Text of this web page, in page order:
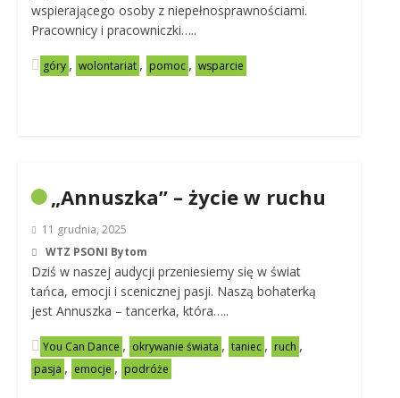
wspierającego osoby z niepełnosprawnościami.
Pracownicy i pracowniczki…..
góry , wolontariat , pomoc , wsparcie
„Annuszka” – życie w ruchu
11 grudnia, 2025
WTZ PSONI Bytom
Dziś w naszej audycji przeniesiemy się w świat
tańca, emocji i scenicznej pasji. Naszą bohaterką
jest Annuszka – tancerka, która…..
You Can Dance , okrywanie świata , taniec , ruch ,
pasja , emocje , podróże